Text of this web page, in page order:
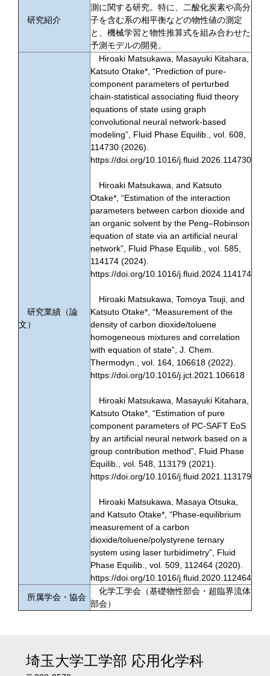
研究紹介
測に関する研究。特に、二酸化炭素や高分
子を含む系の相平衡などの物性値の測定
と、機械学習と物性推算式を組み合わせた
予測モデルの開発。
研究業績（論
文）
Hiroaki Matsukawa, Masayuki Kitahara,
Katsuto Otake*, “Prediction of pure-
component parameters of perturbed
chain-statistical associating fluid theory
equations of state using graph
convolutional neural network-based
modeling”, Fluid Phase Equilib., vol. 608,
114730 (2026).
https://doi.org/10.1016/j.fluid.2026.114730
Hiroaki Matsukawa, and Katsuto
Otake*, “Estimation of the interaction
parameters between carbon dioxide and
an organic solvent by the Peng–Robinson
equation of state via an artificial neural
network”, Fluid Phase Equilib., vol. 585,
114174 (2024).
https://doi.org/10.1016/j.fluid.2024.114174
Hiroaki Matsukawa, Tomoya Tsuji, and
Katsuto Otake*, “Measurement of the
density of carbon dioxide/toluene
homogeneous mixtures and correlation
with equation of state”, J. Chem.
Thermodyn., vol. 164, 106618 (2022).
https://doi.org/10.1016/j.jct.2021.106618
Hiroaki Matsukawa, Masayuki Kitahara,
Katsuto Otake*, “Estimation of pure
component parameters of PC-SAFT EoS
by an artificial neural network based on a
group contribution method”, Fluid Phase
Equilib., vol. 548, 113179 (2021).
https://doi.org/10.1016/j.fluid.2021.113179
Hiroaki Matsukawa, Masaya Otsuka,
and Katsuto Otake*, “Phase-equilibrium
measurement of a carbon
dioxide/toluene/polystyrene ternary
system using laser turbidimetry”, Fluid
Phase Equilib., vol. 509, 112464 (2020).
https://doi.org/10.1016/j.fluid.2020.112464
所属学会・協会
化学工学会（基礎物性部会・超臨界流体
部会）
埼玉大学工学部 応用化学科